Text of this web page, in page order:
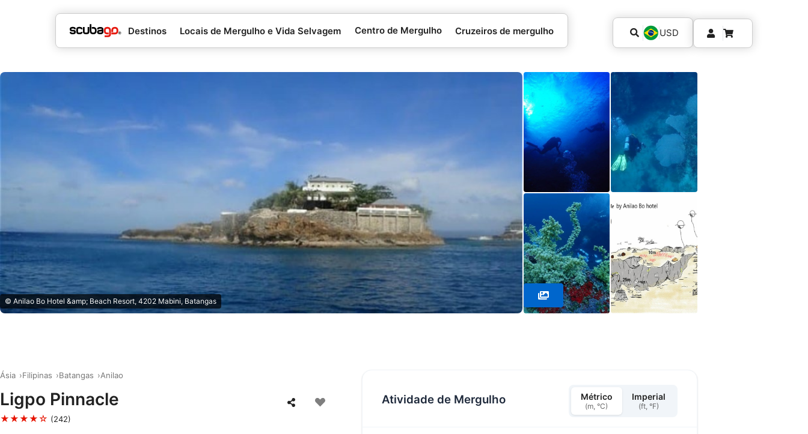
Destinos Locais de Mergulho e Vida Selvagem Centro de Mergulho Cruzeiros de mergulho USD
© Anilao Bo Hotel &amp; Beach Resort, 4202 Mabini, Batangas
Ásia Filipinas Batangas Anilao
Ligpo Pinnacle
★★★★☆ (242)
Atividade de Mergulho Métrico
(m, °C)
Imperial
(ft, °F)